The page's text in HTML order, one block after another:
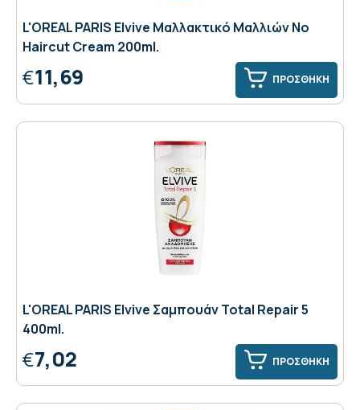
L'OREAL PARIS Elvive Mαλλακτικό Μαλλιών Νo
Haircut Cream 200ml.
€11,69 ΠΡΟΣΘΗΚΗ
L'OREAL PARIS Elvive Σαμπουάν Total Repair 5
400ml.
€7,02 ΠΡΟΣΘΗΚΗ